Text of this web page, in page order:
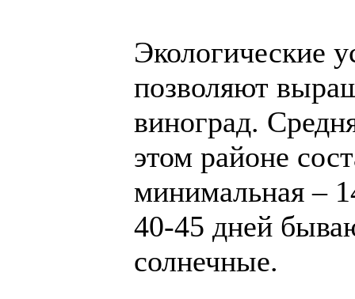
Экологические
позволяют
виноград.
этом районе
минимальная –
40-45 дней
солнечные.